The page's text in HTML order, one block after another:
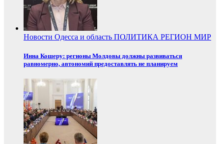
Новости Одесса и область ПОЛИТИКА РЕГИОН МИР
Инна Кошеру: регионы Молдовы должны развиваться
равномерно, автономий предоставлять не планируем